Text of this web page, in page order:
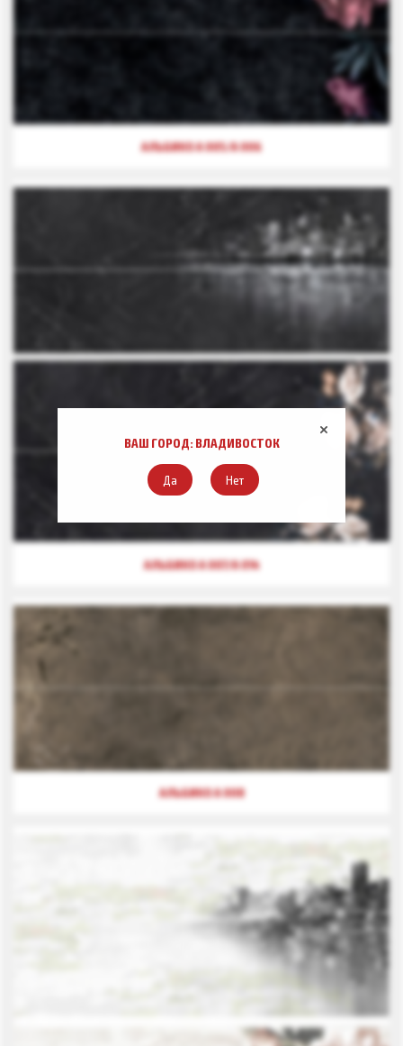
АЛЬБИКО А 005/А 006
АЛЬБИКО А 007/А 014
АЛЬБИКО А 008
ВАШ ГОРОД: ВЛАДИВОСТОК
Да Нет